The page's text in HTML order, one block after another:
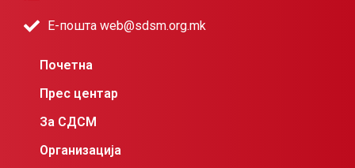
Е-пошта web@sdsm.org.mk
Почетна
Прес центар
За СДСМ
Организација